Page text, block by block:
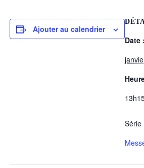
Ajouter au calendrier
Date :
Série